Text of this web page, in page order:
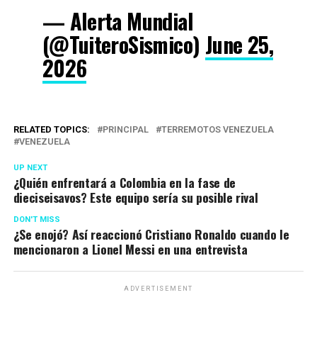
— Alerta Mundial
(@TuiteroSismico) June 25,
2026
RELATED TOPICS: PRINCIPAL
TERREMOTOS VENEZUELA
VENEZUELA
UP NEXT
¿Quién enfrentará a Colombia en la fase de
dieciseisavos? Este equipo sería su posible rival
DON'T MISS
¿Se enojó? Así reaccionó Cristiano Ronaldo cuando le
mencionaron a Lionel Messi en una entrevista
ADVERTISEMENT